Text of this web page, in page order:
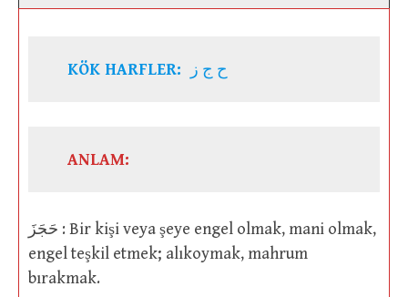
KÖK HARFLER: ح ج ز
ANLAM:
حَجَزَ : Bir kişi veya şeye engel olmak, mani olmak,
engel teşkil etmek; alıkoymak, mahrum
bırakmak.